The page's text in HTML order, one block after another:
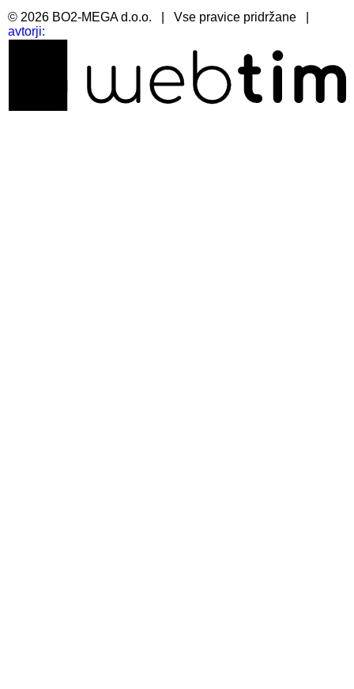
© 2026 BO2-MEGA d.o.o. Vse pravice pridržane
avtorji: